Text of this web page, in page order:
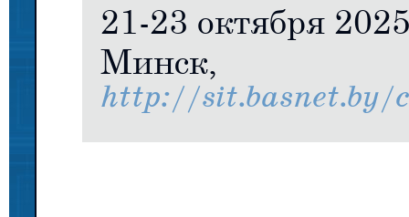
21-23 октября
Минск,
http://sit.basnet.by/